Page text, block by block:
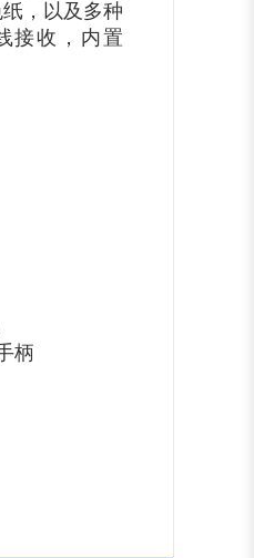
，以及多种
接收，内置
柄